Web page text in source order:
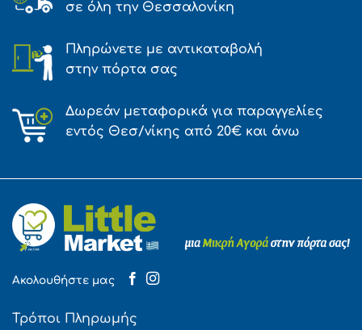
σε όλη την Θεσσαλονίκη
Πληρώνετε με αντικαταβολή
στην πόρτα σας
Δωρεάν μεταφορικά για παραγγελίες
εντός Θεσ/νίκης από 20€ και άνω
Ακολουθήστε μας
Τρόποι Πληρωμής